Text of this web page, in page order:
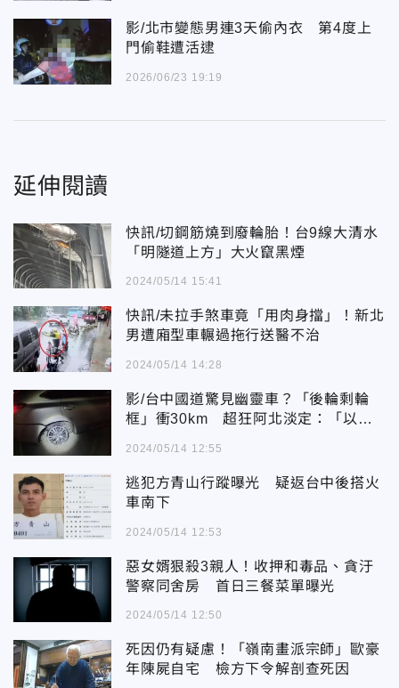
影/北市變態男連3天偷內衣 第4度上
門偷鞋遭活逮
2026/06/23 19:19
延伸閱讀
快訊/切鋼筋燒到廢輪胎！台9線大清水
「明隧道上方」大火竄黑煙
2024/05/14 15:41
快訊/未拉手煞車竟「用肉身擋」！新北
男遭廂型車輾過拖行送醫不治
2024/05/14 14:28
影/台中國道驚見幽靈車？「後輪剩輪
框」衝30km 超狂阿北淡定：「以為
2024/05/14 12:55
逃犯方青山行蹤曝光 疑返台中後搭火
車南下
2024/05/14 12:53
惡女婿狠殺3親人！收押和毒品、貪汙
警察同舍房 首日三餐菜單曝光
2024/05/14 12:50
死因仍有疑慮！「嶺南畫派宗師」歐豪
年陳屍自宅 檢方下令解剖查死因